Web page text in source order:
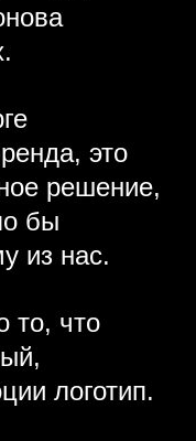
это
решение,
бы
из нас.
то, что
логотип.